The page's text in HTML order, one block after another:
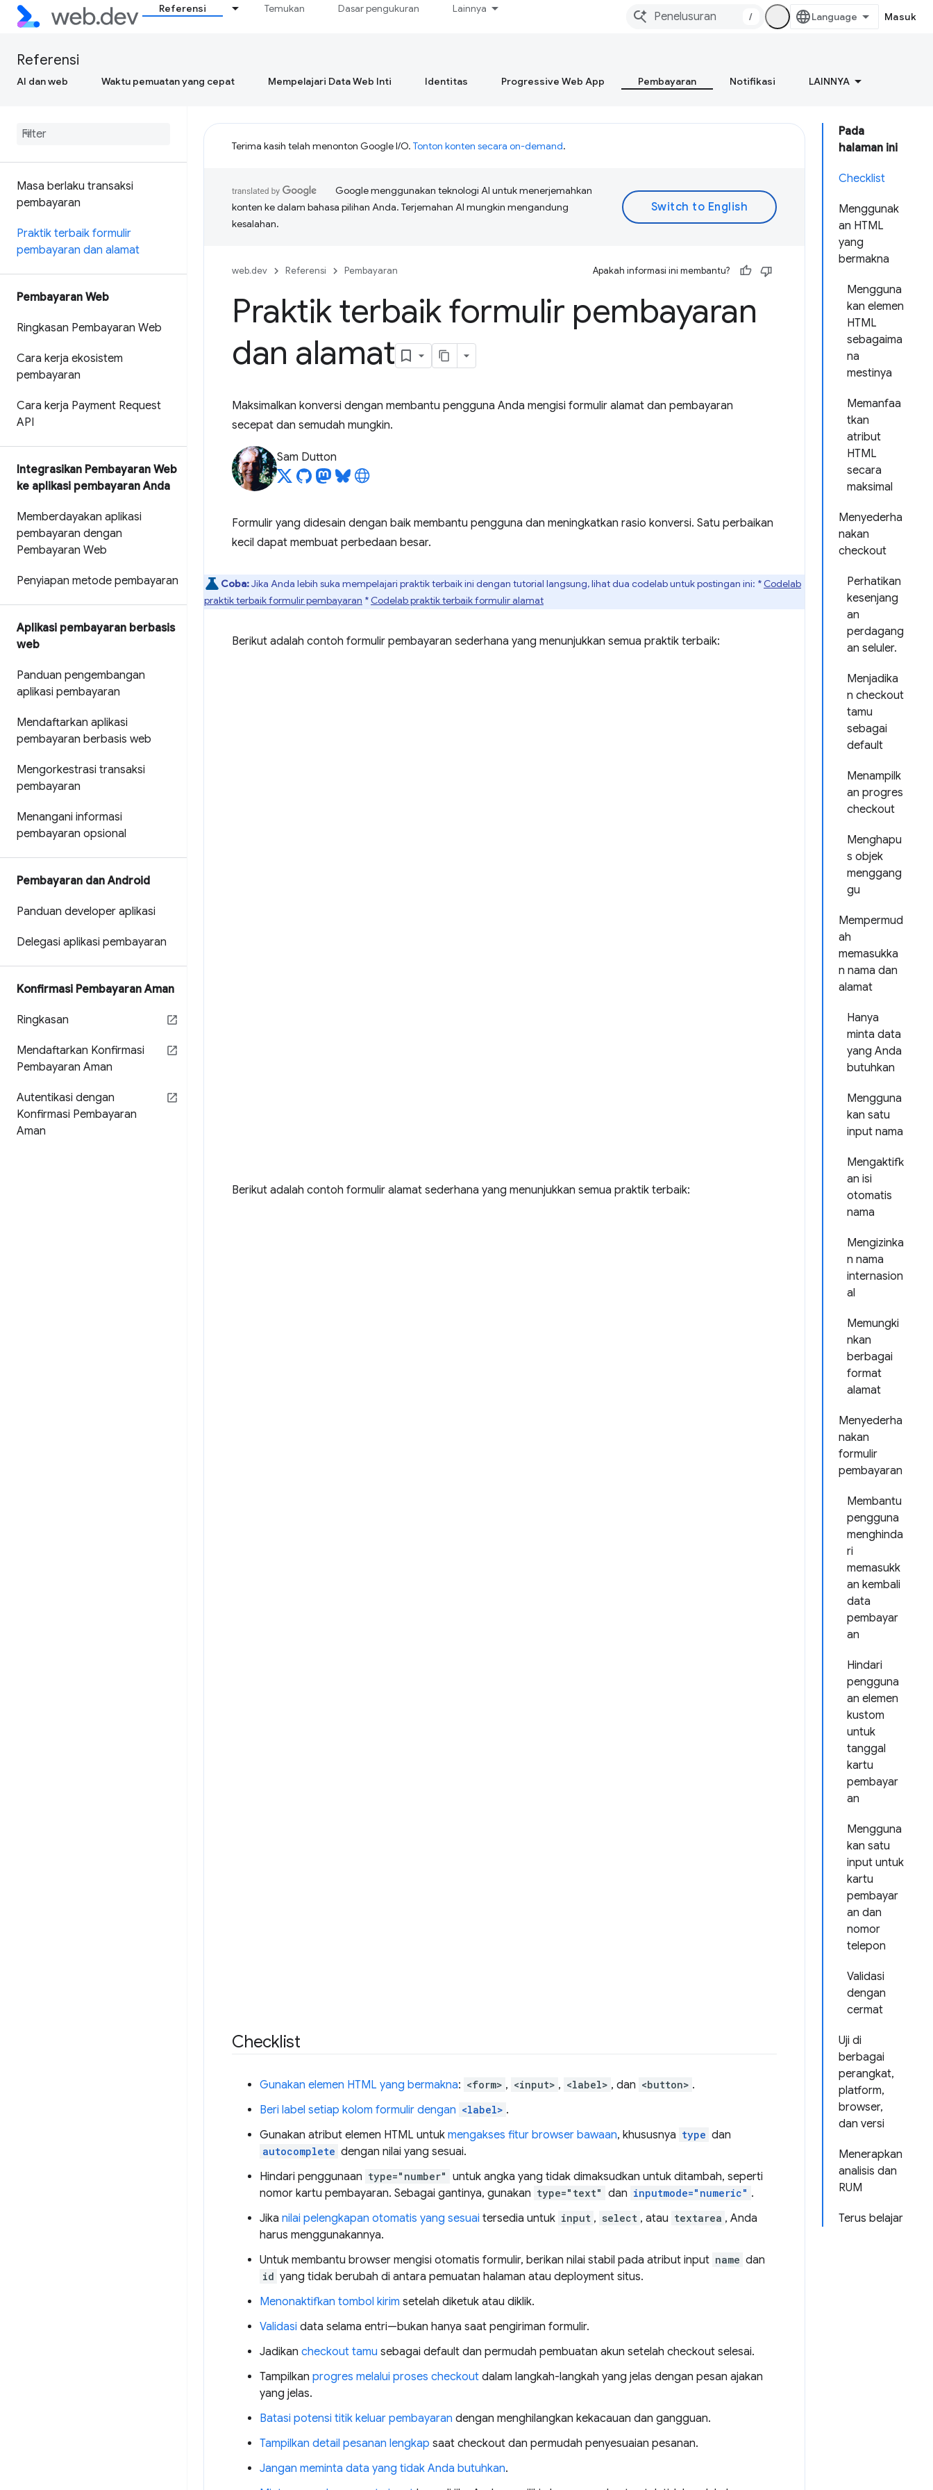
Referensi Temukan Dasar pengukuran Lainnya
/ Masuk
Referensi
AI dan web Waktu pemuatan yang cepat Mempelajari Data Web Inti Identitas Progressive Web App Pembayaran Notifikasi LAINNYA
Masa berlaku transaksi
pembayaran
Praktik terbaik formulir
pembayaran dan alamat
Pembayaran Web
Ringkasan Pembayaran Web
Cara kerja ekosistem
pembayaran
Cara kerja Payment Request
API
Integrasikan Pembayaran Web
ke aplikasi pembayaran Anda
Memberdayakan aplikasi
pembayaran dengan
Pembayaran Web
Penyiapan metode pembayaran
Aplikasi pembayaran berbasis
web
Panduan pengembangan
aplikasi pembayaran
Mendaftarkan aplikasi
pembayaran berbasis web
Mengorkestrasi transaksi
pembayaran
Menangani informasi
pembayaran opsional
Pembayaran dan Android
Panduan developer aplikasi
Delegasi aplikasi pembayaran
Konfirmasi Pembayaran Aman
Ringkasan
Mendaftarkan Konfirmasi
Pembayaran Aman
Autentikasi dengan
Konfirmasi Pembayaran
Aman
Pada
halaman ini
Checklist
Menggunak
an HTML
yang
bermakna
Mengguna
kan elemen
HTML
sebagaima
na
mestinya
Memanfaa
tkan
atribut
HTML
secara
maksimal
Menyederha
nakan
checkout
Perhatikan
kesenjang
an
perdagang
an seluler.
Menjadika
n checkout
tamu
sebagai
default
Menampilk
an progres
checkout
Menghapu
s objek
menggang
gu
Mempermud
ah
memasukka
n nama dan
alamat
Hanya
minta data
yang Anda
butuhkan
Mengguna
kan satu
input nama
Mengaktifk
an isi
otomatis
nama
Mengizinka
n nama
internasion
al
Memungki
nkan
berbagai
format
alamat
Menyederha
nakan
formulir
pembayaran
Membantu
pengguna
menghinda
ri
memasukk
an kembali
data
pembayar
an
Hindari
pengguna
an elemen
kustom
untuk
tanggal
kartu
pembayar
an
Mengguna
kan satu
input untuk
kartu
pembayar
an dan
nomor
telepon
Validasi
dengan
cermat
Uji di
berbagai
perangkat,
platform,
browser,
dan versi
Menerapkan
analisis dan
RUM
Terus belajar
Terima kasih telah menonton Google I/O. Tonton konten secara on-demand.
Google menggunakan teknologi AI untuk menerjemahkan
konten ke dalam bahasa pilihan Anda. Terjemahan AI mungkin mengandung
kesalahan.
web.dev Referensi Pembayaran Apakah informasi ini membantu?
Praktik terbaik formulir pembayaran
dan alamat
Maksimalkan konversi dengan membantu pengguna Anda mengisi formulir alamat dan pembayaran
secepat dan semudah mungkin.
Sam Dutton
Formulir yang didesain dengan baik membantu pengguna dan meningkatkan rasio konversi. Satu perbaikan
kecil dapat membuat perbedaan besar.
Coba:Jika Anda lebih suka mempelajari praktik terbaik ini dengan tutorial langsung, lihat dua codelab untuk postingan ini: * Codelab
praktik terbaik formulir pembayaran * Codelab praktik terbaik formulir alamat
Berikut adalah contoh formulir pembayaran sederhana yang menunjukkan semua praktik terbaik:
Berikut adalah contoh formulir alamat sederhana yang menunjukkan semua praktik terbaik:
Checklist
Gunakan elemen HTML yang bermakna: <form> , <input> , <label> , dan <button> .
Beri label setiap kolom formulir dengan <label> .
Gunakan atribut elemen HTML untuk mengakses fitur browser bawaan, khususnya type dan
autocomplete dengan nilai yang sesuai.
Hindari penggunaan type="number" untuk angka yang tidak dimaksudkan untuk ditambah, seperti
nomor kartu pembayaran. Sebagai gantinya, gunakan type="text" dan inputmode="numeric" .
Jika nilai pelengkapan otomatis yang sesuai tersedia untuk input , select , atau textarea , Anda
harus menggunakannya.
Untuk membantu browser mengisi otomatis formulir, berikan nilai stabil pada atribut input name dan
id yang tidak berubah di antara pemuatan halaman atau deployment situs.
Menonaktifkan tombol kirim setelah diketuk atau diklik.
Validasi data selama entri—bukan hanya saat pengiriman formulir.
Jadikan checkout tamu sebagai default dan permudah pembuatan akun setelah checkout selesai.
Tampilkan progres melalui proses checkout dalam langkah-langkah yang jelas dengan pesan ajakan
yang jelas.
Batasi potensi titik keluar pembayaran dengan menghilangkan kekacauan dan gangguan.
Tampilkan detail pesanan lengkap saat checkout dan permudah penyesuaian pesanan.
Jangan meminta data yang tidak Anda butuhkan.